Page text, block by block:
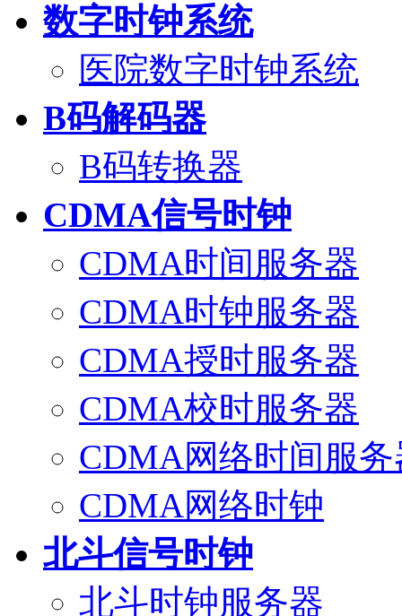
数字时钟系统
医院数字时钟系统
B码解码器
B码转换器
CDMA信号时钟
CDMA时间服务器
CDMA时钟服务器
CDMA授时服务器
CDMA校时服务器
CDMA网络时间服务
CDMA网络时钟
北斗信号时钟
北斗时钟服务器